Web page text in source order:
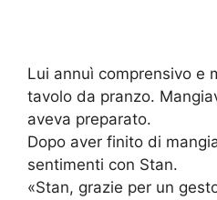
Lui annuì comprensivo e
tavolo da pranzo.
aveva preparato.
Dopo aver finito di
sentimenti con Stan.
«Stan, grazie per un